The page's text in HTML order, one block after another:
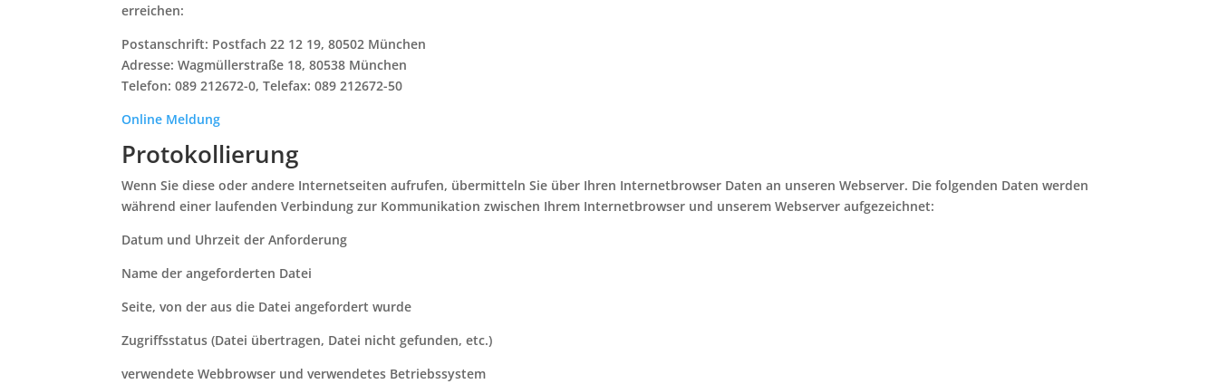
erreichen:
Postanschrift: Postfach 22 12 19, 80502 München
Adresse: Wagmüllerstraße 18, 80538 München
Telefon: 089 212672-0, Telefax: 089 212672-50
Online Meldung
Protokollierung
Wenn Sie diese oder andere Internetseiten aufrufen, übermitteln Sie über Ihren Internetbrowser Daten an unseren Webserver. Die folgenden Daten werden
während einer laufenden Verbindung zur Kommunikation zwischen Ihrem Internetbrowser und unserem Webserver aufgezeichnet:
Datum und Uhrzeit der Anforderung
Name der angeforderten Datei
Seite, von der aus die Datei angefordert wurde
Zugriffsstatus (Datei übertragen, Datei nicht gefunden, etc.)
verwendete Webbrowser und verwendetes Betriebssystem